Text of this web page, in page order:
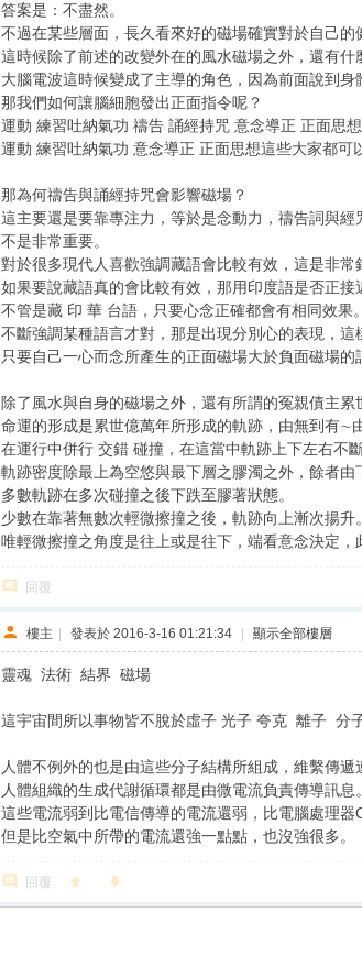
答案是：不盡然。
不過在某些層面，長久看來好的磁場確實對於自己的
這時候除了前述的改變外在的風水磁場之外，還有什
大腦電波這時候變成了主導的角色，因為前面說到身
那我們如何讓腦細胞發出正面指令呢？
運動 練習吐納氣功 禱告 誦經持咒 意念導正 正面思
運動 練習吐納氣功 意念導正 正面思想這些大家都可
那為何禱告與誦經持咒會影響磁場？
這主要還是要靠專注力，等於是念動力，禱告詞與
不是非常重要。
對於很多現代人喜歡強調藏語會比較有效，這是非常
如果要說藏語真的會比較有效，那用印度語是否正接
不管是藏 印 華 台語，只要心念正確都會有相同效果。
不斷強調某種語言才對，那是出現分別心的表現，這
只要自己一心而念所產生的正面磁場大於負面磁場
除了風水與自身的磁場之外，還有所謂的冤親債主累
命運的形成是累世億萬年所形成的軌跡，由無到有∼
在運行中併行 交錯 碰撞，在這當中軌跡上下左右不斷
軌跡密度除最上為空悠與最下層之膠濁之外，餘者由
多數軌跡在多次碰撞之後下跌至膠著狀態。
少數在靠著無數次輕微擦撞之後，軌跡向上漸次揚升。
唯輕微擦撞之角度是往上或是往下，端看意念決定，
回覆
樓主 | 發表於 2016-3-16 01:21:34 | 顯示全部樓層
靈魂 法術 結界 磁場
這宇宙間所以事物皆不脫於虛子 光子 夸克 離子 分
人體不例外的也是由這些分子結構所組成，維繫傳遞
人體組織的生成代謝循環都是由微電流負責傳導訊息。
這些電流弱到比電信傳導的電流還弱，比電腦處理器
但是比空氣中所帶的電流還強一點點，也沒強很多。
回覆